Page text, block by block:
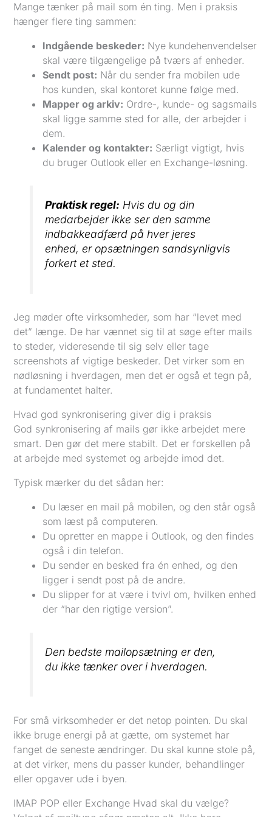
Mange tænker på mail som én ting. Men i praksis
hænger flere ting sammen:
Indgående beskeder: Nye kundehenvendelser
skal være tilgængelige på tværs af enheder.
Sendt post: Når du sender fra mobilen ude
hos kunden, skal kontoret kunne følge med.
Mapper og arkiv: Ordre-, kunde- og sagsmails
skal ligge samme sted for alle, der arbejder i
dem.
Kalender og kontakter: Særligt vigtigt, hvis
du bruger Outlook eller en Exchange-løsning.
Praktisk regel: Hvis du og din
medarbejder ikke ser den samme
indbakkeadfærd på hver jeres
enhed, er opsætningen sandsynligvis
forkert et sted.
Jeg møder ofte virksomheder, som har “levet med
det” længe. De har vænnet sig til at søge efter mails
to steder, videresende til sig selv eller tage
screenshots af vigtige beskeder. Det virker som en
nødløsning i hverdagen, men det er også et tegn på,
at fundamentet halter.
Hvad god synkronisering giver dig i praksis
God synkronisering af mails gør ikke arbejdet mere
smart. Den gør det mere stabilt. Det er forskellen på
at arbejde med systemet og arbejde imod det.
Typisk mærker du det sådan her:
Du læser en mail på mobilen, og den står også
som læst på computeren.
Du opretter en mappe i Outlook, og den findes
også i din telefon.
Du sender en besked fra én enhed, og den
ligger i sendt post på de andre.
Du slipper for at være i tvivl om, hvilken enhed
der “har den rigtige version”.
Den bedste mailopsætning er den,
du ikke tænker over i hverdagen.
For små virksomheder er det netop pointen. Du skal
ikke bruge energi på at gætte, om systemet har
fanget de seneste ændringer. Du skal kunne stole på,
at det virker, mens du passer kunder, behandlinger
eller opgaver ude i byen.
IMAP POP eller Exchange Hvad skal du vælge?